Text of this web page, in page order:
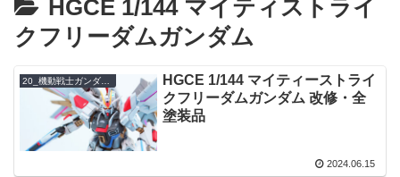
HGCE 1/144 マイティストライ
クフリーダムガンダム
HGCE 1/144 マイティーストライ
クフリーダムガンダム 改修・全
塗装品
2024.06.15